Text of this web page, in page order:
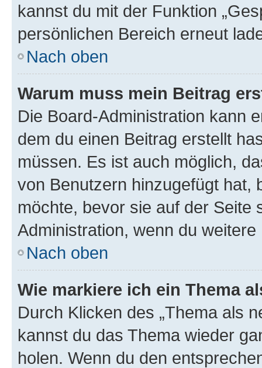
kannst du mit der Funktion
persönlichen Bereich erneut
Nach oben
Warum muss mein Beitrag
Die Board-Administration kann
dem du einen Beitrag erstellt
müssen. Es ist auch möglich,
von Benutzern hinzugefügt hat,
möchte, bevor sie auf der Seite
Administration, wenn du
Nach oben
Wie markiere ich ein Thema
Durch Klicken des „Thema als
kannst du das Thema wieder
holen. Wenn du den